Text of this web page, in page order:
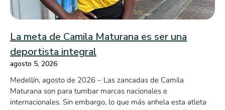
La meta de Camila Maturana es ser una
deportista integral
agosto 5, 2026
Medellín, agosto de 2026 – Las zancadas de Camila
Maturana son para tumbar marcas nacionales e
internacionales. Sin embargo, lo que más anhela esta atleta